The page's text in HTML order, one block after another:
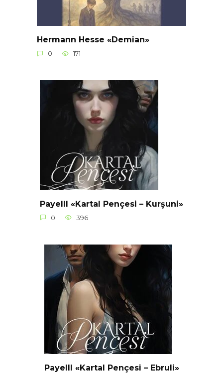
Hermann Hesse «Demian»
0 171
Payelll «Kartal Pençesi – Kurşuni»
0 396
Payelll «Kartal Pençesi – Ebruli»